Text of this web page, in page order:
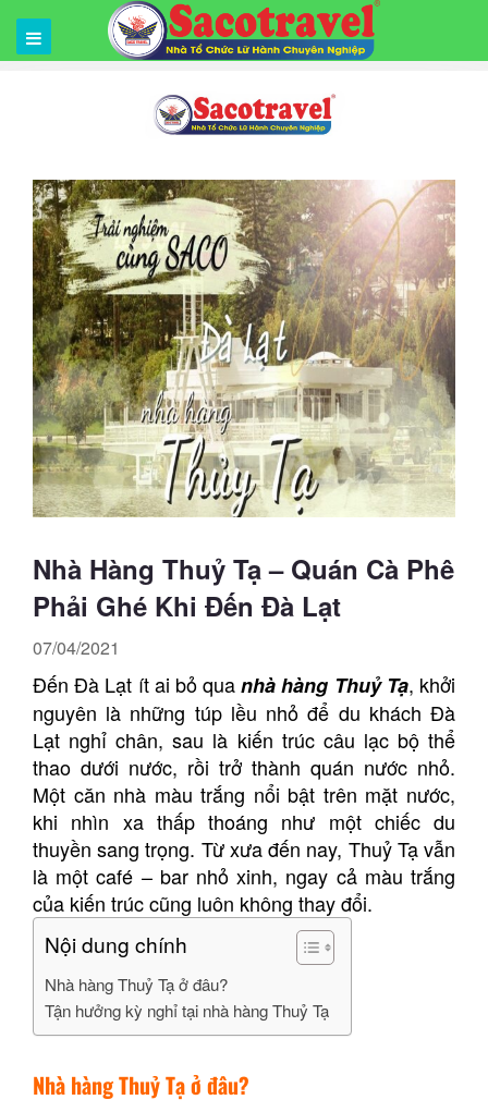
Nhà Hàng Thuỷ Tạ – Quán Cà Phê
Phải Ghé Khi Đến Đà Lạt
07/04/2021
Đến Đà Lạt ít ai bỏ quanhà hàng Thuỷ Tạ, khởi
nguyên là những túp lều nhỏ để du khách Đà
Lạt nghỉ chân, sau là kiến trúc câu lạc bộ thể
thao dưới nước, rồi trở thành quán nước nhỏ.
Một căn nhà màu trắng nổi bật trên mặt nước,
khi nhìn xa thấp thoáng như một chiếc du
thuyền sang trọng. Từ xưa đến nay, Thuỷ Tạ vẫn
là một café – bar nhỏ xinh, ngay cả màu trắng
của kiến trúc cũng luôn không thay đổi.
Nội dung chính
Nhà hàng Thuỷ Tạ ở đâu?
Tận hưởng kỳ nghỉ tại nhà hàng Thuỷ Tạ
Nhà hàng Thuỷ Tạ ở đâu?